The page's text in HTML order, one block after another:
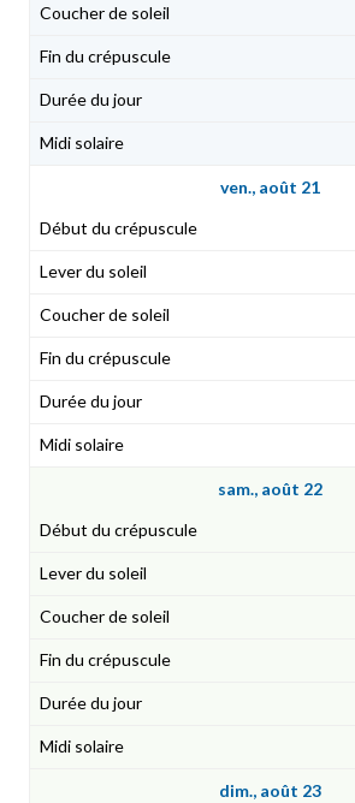
ven., août 21
sam., août 22
dim., août 23